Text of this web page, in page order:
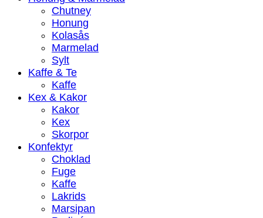
Chutney
Honung
Kolasås
Marmelad
Sylt
Kaffe & Te
Kaffe
Kex & Kakor
Kakor
Kex
Skorpor
Konfektyr
Choklad
Fuge
Kaffe
Lakrids
Marsipan